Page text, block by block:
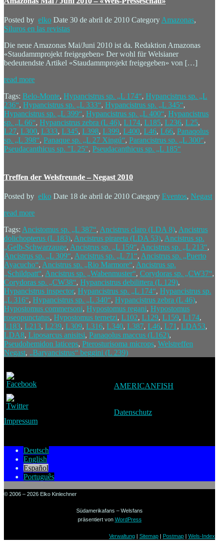
Posted by elko Date 30 de abril de 2010 Category Amazonas,
Siluros en las revistas
Die neue Amazonas Mai/Juni 2010 ist da. Redaktion Amazonas
«Staudammprojekt freigegeben» Der wohl für Welsianer
bedeutendste Artikel «Staudammprojekt freigegeben» von […]
read more
Tags: Belo-Monte, Hypancistrus sp. „L 174“, Hypancistrus sp. „L
236“, Hypancistrus sp. „L 333“, Hypancistrus sp. „L 345“,
Hypancistrus sp. „L 399“, Hypancistrus sp. „L 400“, Hypancistrus
sp. „L 66“, Hypancistrus zebra (L 46), L174, L185, L236, L25,
L27, L300, L333, L345, L398, L399, L400, L46, L66, Panaqolus
sp. „L 398“, Panaque sp. „L 27 Xingú“, Parancistrus sp. „L 300“,
Pseudacanthicus sp. "L 25", Pseudacanthicus sp. „L 185“
Treffen der Welsfreunde – Negast 2010
Posted by elko Date 18 de abril de 2010 Category Eventos, Negast
read more
Tags: Ancistomus sp. „L 387“, Ancistrus claro (LDA 8), Ancistrus
dolichopterus (L 183), Ancistrus pirareta (LDA 53), Ancistrus sp.
„Gelb-Schwarzauge, Ancistrus sp. „L 159“, Ancistrus sp. „L 213“,
Ancistrus sp. „L 309“, Ancistrus sp. „L 71“, Ancistrus sp. „Puerto
Ayacucho“, Ancistrus sp. „Rio Marmore“, Ancistrus sp.
„Schildpatt“, Ancistrus sp. „Wabenmuster“, Corydoras sp. „CW37“,
Corydoras sp. „CW38“, Hypancistrus debilittera (L 129),
Hypancistrus inspector, Hypancistrus sp. „L 174“, Hypancistrus sp.
„L 316“, Hypancistrus sp. „L 340“, Hypancistrus zebra (L 46),
Hypostomus commersoni, Hypostomus regani, Hypostomus
roseopunctatus, Hypostomus ternetzi, L102, L129, L159, L174,
L183, L213, L239, L309, L316, L340, L387, L46, L71 , LDA53,
LDA8, Liposarcus anisitsi, Panaqolus maccus (L162),
Pseudohemidon laticeps, Pterosturisoma microps, Welstreffen
Negast, „Baryancistrus“ beggini (L 239)
AMERICANFISH
Datenschutz
Impressum
Deutsch
English
Español
Português
© 2006 – 2026 Elko Kinlechner
Südamerikafans – Welsfans
präsentiert von WordPress
Verwaltung | Sitemap | Postmap | Wels-Index